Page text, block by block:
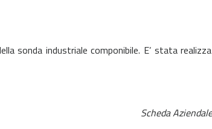
sonda industriale componibile. E’ stata
Scheda